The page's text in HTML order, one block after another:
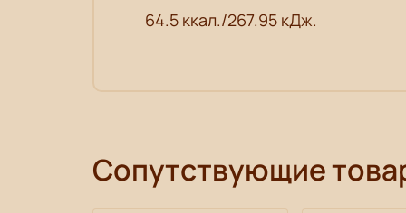
64.5 ккал./267.95 кДж.
Сопутствующие